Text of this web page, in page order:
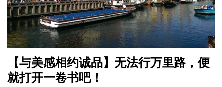
【与美感相约诚品】无法行万里路，便
就打开一卷书吧！